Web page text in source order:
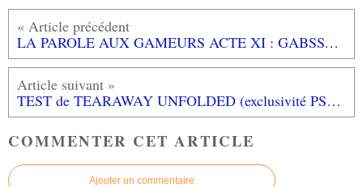
LA PAROLE AUX GAMEURS ACTE XI : GABSSAMA
TEST de TEARAWAY UNFOLDED (exclusivité PS4): un monde poétique plié, coupé et colorié!
COMMENTER CET ARTICLE
Ajouter un commentaire